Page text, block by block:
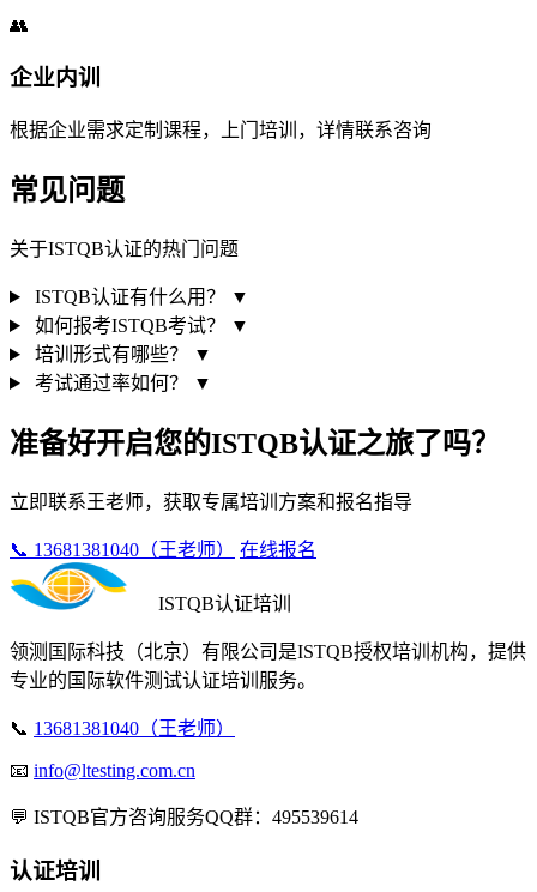
👥
企业内训
根据企业需求定制课程，上门培训，详情联系咨询
常见问题
关于ISTQB认证的热门问题
ISTQB认证有什么用？
▼
如何报考ISTQB考试？
▼
培训形式有哪些？
▼
考试通过率如何？
▼
准备好开启您的ISTQB认证之旅了吗？
立即联系王老师，获取专属培训方案和报名指导
📞 13681381040（王老师） 在线报名
ISTQB认证培训
领测国际科技（北京）有限公司是ISTQB授权培训机构，提供
专业的国际软件测试认证培训服务。
📞 13681381040（王老师）
📧 info@ltesting.com.cn
💬 ISTQB官方咨询服务QQ群：495539614
认证培训